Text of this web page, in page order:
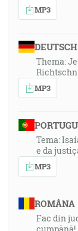
MP3
DEUTSCH
Thema:
MP3
Tema:
e da
MP3
ROMÂNA
Fac din